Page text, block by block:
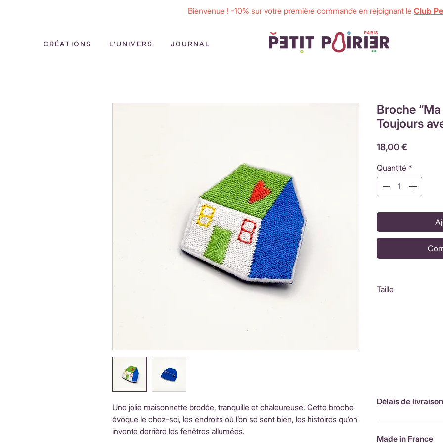
Bienvenue ! -10% sur votre première commande en rejoignant le Club
CRÉATIONS L’UNIVERS JOURNAL
Une jolie maisonnette brodée, tranquille et chaleureuse. Cette broche
évoque le chez-soi, les endroits où l’on se sent bien, les histoires qu’on
invente derrière les fenêtres allumées.
Broche
Toujours
18,00 €
Quantité *
Taille
Délais de livraison
de livraison : 3,90
Made in France